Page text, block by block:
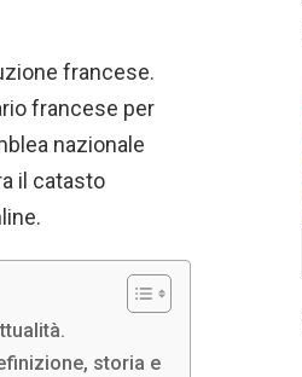
francese.
francese per
nazionale
il catasto
storia e